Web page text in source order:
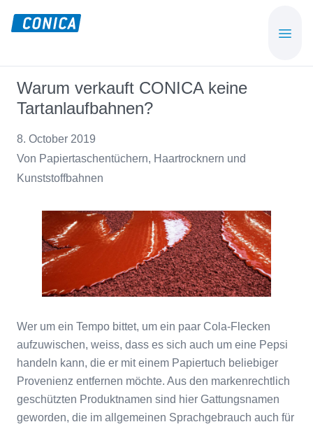
content
Functional
Flooring
Beläge
Warum verkauft CONICA keine
Tartanlaufbahnen?
8. October 2019
Von Papiertaschentüchern, Haartrocknern und
Kunststoffbahnen
Wer um ein Tempo bittet, um ein paar Cola-Flecken
aufzuwischen, weiss, dass es sich auch um eine Pepsi
handeln kann, die er mit einem Papiertuch beliebiger
Provenienz entfernen möchte. Aus den markenrechtlich
geschützten Produktnamen sind hier Gattungsnamen
geworden, die im allgemeinen Sprachgebrauch auch für